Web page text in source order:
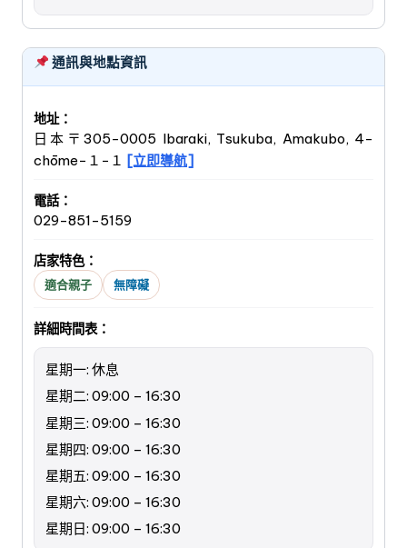
通訊與地點資訊
地址：
日本〒305-0005 Ibaraki, Tsukuba, Amakubo, 4-
chōme−１−１ [立即導航]
電話：
029-851-5159
店家特色：
適合親子 無障礙
詳細時間表：
星期一: 休息
星期二: 09:00 – 16:30
星期三: 09:00 – 16:30
星期四: 09:00 – 16:30
星期五: 09:00 – 16:30
星期六: 09:00 – 16:30
星期日: 09:00 – 16:30